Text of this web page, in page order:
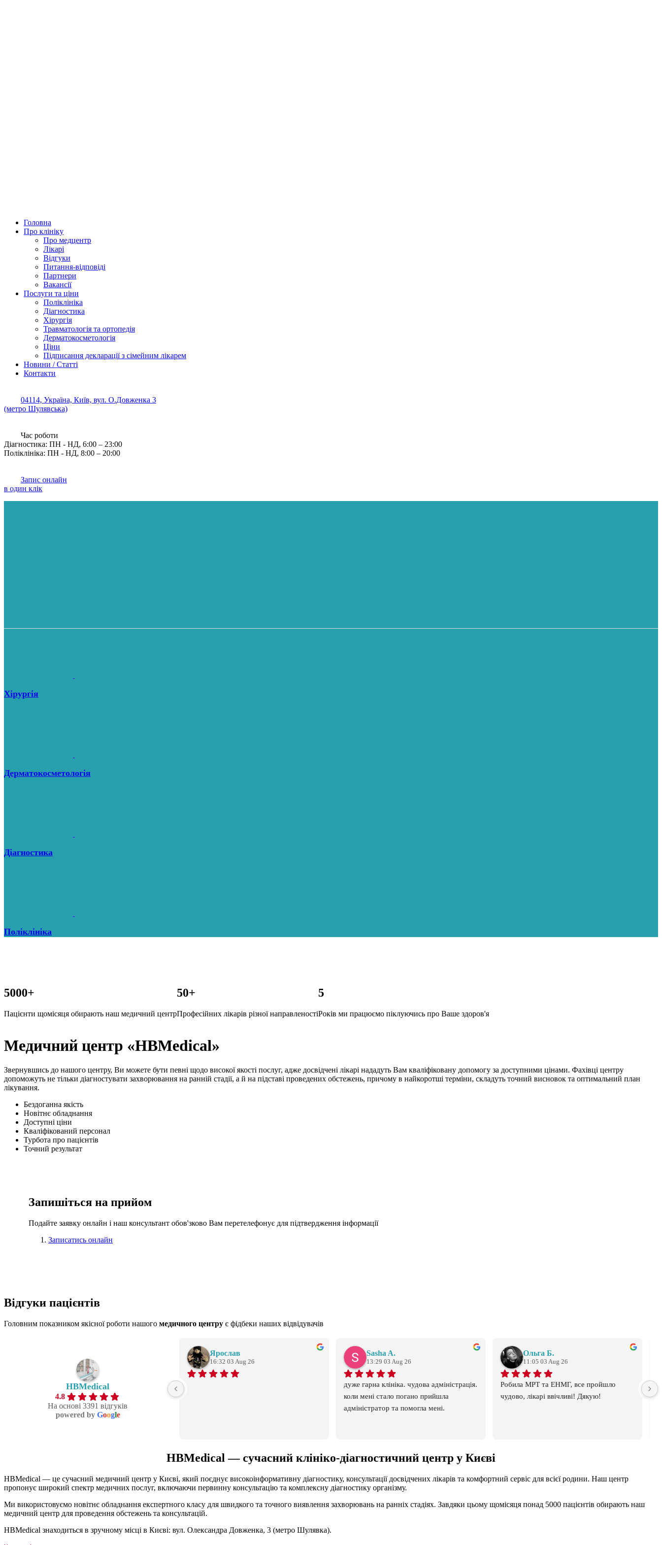
Головна
Про клініку
Про медцентр
Лікарі
Відгуки
Питання-відповіді
Партнери
Вакансії
Послуги та ціни
Поліклініка
Діагностика
Хірургія
Травматологія та ортопедія
Дерматокосметологія
Ціни
Підписання декларації з сімейним лікарем
Новини / Статті
Контакти
04114, Україна, Київ, вул. О.Довженка 3
(метро Шулявська)
Час роботи
Діагностика: ПН - НД, 6:00 – 23:00
Поліклініка: ПН - НД, 8:00 – 20:00
Запис онлайн
в один клік
Хірургія
Дерматокосметологія
Діагностика
Поліклініка
5000+
Пацієнти щомісяця обирають наш медичний центр
50+
Професійних лікарів різної направленості
5
Років ми працюємо піклуючись про Ваше здоров'я
Медичний центр «HBMedical»
Звернувшись до нашого центру, Ви можете бути певні щодо високої якості послуг, адже досвідчені лікарі нададуть Вам кваліфіковану допомогу за доступними цінами. Фахівці центру
допоможуть не тільки діагностувати захворювання на ранній стадії, а й на підставі проведених обстежень, причому в найкоротші терміни, складуть точний висновок та оптимальний план
лікування.
Бездоганна якість
Новітнє обладнання
Доступні ціни
Кваліфікований персонал
Турбота про пацієнтів
Точний результат
Запишіться на прийом
Подайте заявку онлайн і наш консультант обов'зково Вам перетелефонує для підтвердження інформації
Записатись онлайн
Відгуки пацієнтів
Головним показником якісної роботи нашого медичного центру є фідбеки наших відвідувачів
HBMedical
4.8
На основі 3391 відгуків
powered by Google
Ярослав
16:32 03 Aug 26
Sasha A.
13:29 03 Aug 26
дуже гарна клініка. чудова адміністрація.
коли мені стало погано прийшла
адміністратор та помогла мені.
Ольга Б.
11:05 03 Aug 26
Робила МРТ та ЕНМГ, все пройшло
чудово, лікарі ввічливі! Дякую!
HBMedical — сучасний клініко-діагностичний центр у Києві
HBMedical — це сучасний медичний центр у Києві, який поєднує високоінформативну діагностику, консультації досвідчених лікарів та комфортний сервіс для всієї родини. Наш центр
пропонує широкий спектр медичних послуг, включаючи первинну консультацію та комплексну діагностику організму.
Ми використовуємо новітнє обладнання експертного класу для швидкого та точного виявлення захворювань на ранніх стадіях. Завдяки цьому щомісяця понад 5000 пацієнтів обирають наш
медичний центр для проведення обстежень та консультацій.
HBMedical знаходиться в зручному місці в Києві: вул. Олександра Довженка, 3 (метро Шулявка).